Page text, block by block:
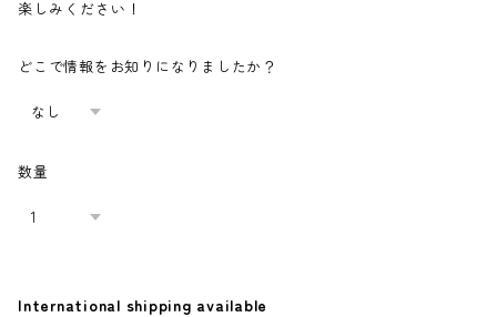
楽しみください！
どこで情報をお知りになりましたか？
数量
International shipping available